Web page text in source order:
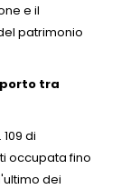
e il
patrimonio
tra
di
occupata fino
dei